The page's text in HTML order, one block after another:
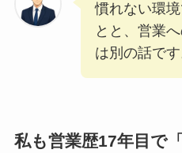
慣れない環
とと、営業
は別の話です
私も営業歴17年目で